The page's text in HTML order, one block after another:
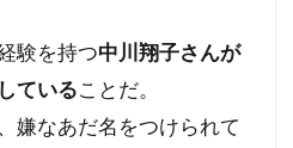
験を持つ中川翔子さんが
ていることだ。
嫌なあだ名をつけられて